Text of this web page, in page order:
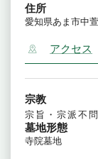
住所
愛知県あま市中
アクセス
宗教
宗旨・宗派不問
墓地形態
寺院墓地